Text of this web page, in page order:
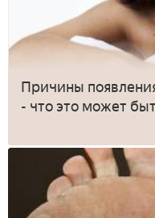
Причины
- что это может